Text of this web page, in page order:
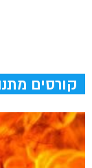
קורסים